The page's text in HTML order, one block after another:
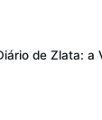
de Zlata: a